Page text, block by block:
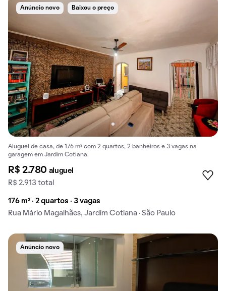
Anúncio novo Baixou o preço
Aluguel de casa, de 176 m² com 2 quartos, 2 banheiros e 3 vagas na
garagem em Jardim Cotiana.
R$ 2.780 aluguel
R$ 2.913 total
176 m² · 2 quartos · 3 vagas
Rua Mário Magalhães, Jardim Cotiana · São Paulo
Anúncio novo